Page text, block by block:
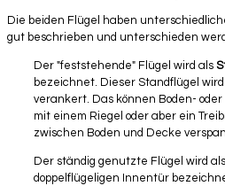
Die beiden Flügel haben
gut beschrieben und unterschieden
Der "feststehende" Flügel wird als
bezeichnet. Dieser Standflügel
verankert. Das können Boden-
mit einem Riegel oder aber ein
zwischen Boden und Decke
Der ständig genutzte Flügel wird als
doppelflügeligen Innentür